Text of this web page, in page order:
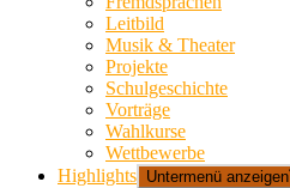
Leitbild
Musik & Theater
Projekte
Schulgeschichte
Vorträge
Wahlkurse
Wettbewerbe
Highlights Untermenü anzeigen